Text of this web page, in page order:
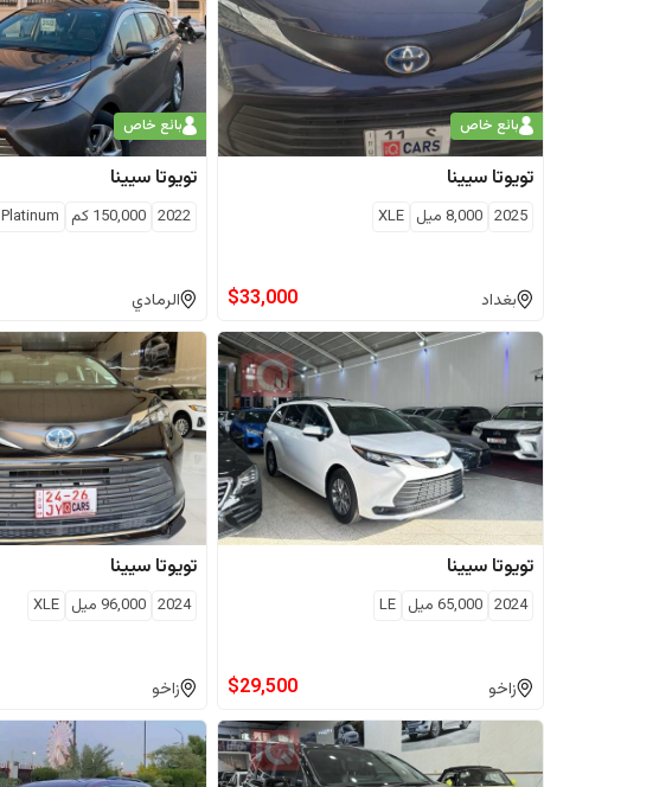
بائع خاص
تويوتا سيينا
2025
8,000 ميل XLE
بغداد $33,000
بائع خاص
تويوتا سيينا
2022
150,000 كم Platinum
الرمادي
تويوتا سيينا
2024
65,000 ميل LE
زاخو $29,500
تويوتا سيينا
2024
96,000 ميل XLE
زاخو